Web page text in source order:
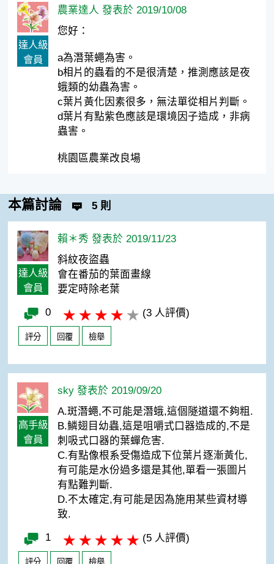
達人級
會員
農業達人 發表於 2019/10/08
您好：
a為潛葉蠅為害。
b相片的蟲看的不是很清楚，推測應該是夜
蛾類的幼蟲為害。
c葉片黃化因素很多，無法單從相片判斷。
d葉片有點紫色應該是環境因子造成，非病
蟲害。
桃園區農業改良場
本篇討論 5 則
達人級
會員
賴＊秀 發表於 2019/11/23
斜紋夜盜蟲
會在番茄的葉面畫線
要定時除老葉
0 (3 人評價)
評分 回覆 檢舉
高手級
會員
sky 發表於 2019/09/20
A.斑潛蠅,不可能是潛蛾,這個隧道還不夠粗.
B.鱗翅目幼蟲,這是咀嚼式口器造成的,不是
刺吸式口器的葉蟬危害.
C.有點像根系受傷造成下位葉片逐漸黃化,
有可能是水份過多還是其他,單看一張圖片
有點難判斷.
D.不太確定,有可能是因為施用某些資材導
致.
1 (5 人評價)
評分 回覆 檢舉